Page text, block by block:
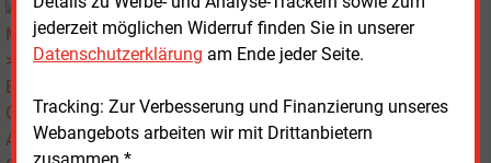
jederzeit möglichen Widerruf finden Sie in unserer
Datenschutzerklärung am Ende jeder Seite.
Tracking: Zur Verbesserung und Finanzierung unseres
Webangebots arbeiten wir mit Drittanbietern
Dienstag, 19.10.2010, 14:17
E&M GASMARKT
Britische BG-Gruppe vor Attacke aus China?